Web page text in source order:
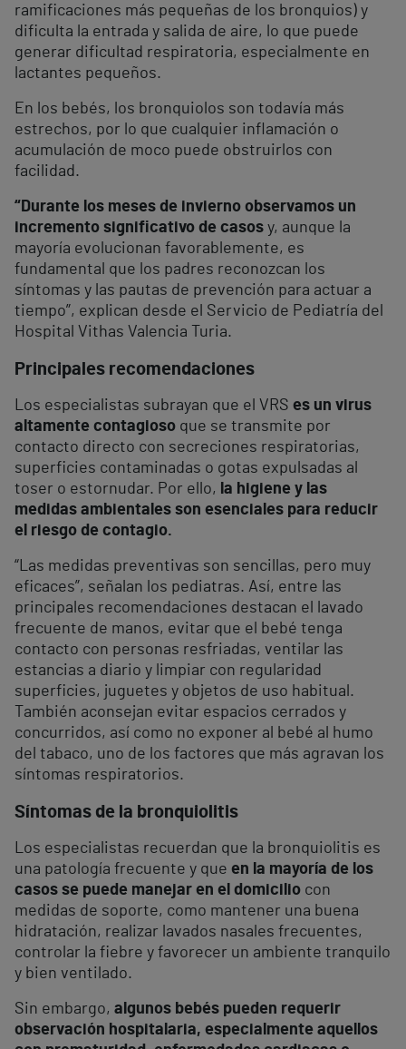
ramificaciones más pequeñas de los bronquios) y
dificulta la entrada y salida de aire, lo que puede
generar dificultad respiratoria, especialmente en
lactantes pequeños.
En los bebés, los bronquiolos son todavía más
estrechos, por lo que cualquier inflamación o
acumulación de moco puede obstruirlos con
facilidad.
“Durante los meses de invierno observamos un
incremento significativo de casos y, aunque la
mayoría evolucionan favorablemente, es
fundamental que los padres reconozcan los
síntomas y las pautas de prevención para actuar a
tiempo”, explican desde el Servicio de Pediatría del
Hospital Vithas Valencia Turia.
Principales recomendaciones
Los especialistas subrayan que el VRS es un virus
altamente contagioso que se transmite por
contacto directo con secreciones respiratorias,
superficies contaminadas o gotas expulsadas al
toser o estornudar. Por ello, la higiene y las
medidas ambientales son esenciales para reducir
el riesgo de contagio.
“Las medidas preventivas son sencillas, pero muy
eficaces”, señalan los pediatras. Así, entre las
principales recomendaciones destacan el lavado
frecuente de manos, evitar que el bebé tenga
contacto con personas resfriadas, ventilar las
estancias a diario y limpiar con regularidad
superficies, juguetes y objetos de uso habitual.
También aconsejan evitar espacios cerrados y
concurridos, así como no exponer al bebé al humo
del tabaco, uno de los factores que más agravan los
síntomas respiratorios.
Síntomas de la bronquiolitis
Los especialistas recuerdan que la bronquiolitis es
una patología frecuente y que en la mayoría de los
casos se puede manejar en el domicilio con
medidas de soporte, como mantener una buena
hidratación, realizar lavados nasales frecuentes,
controlar la fiebre y favorecer un ambiente tranquilo
y bien ventilado.
Sin embargo, algunos bebés pueden requerir
observación hospitalaria, especialmente aquellos